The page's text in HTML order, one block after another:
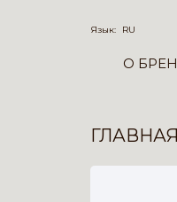
Язык: RU
О
ГЛАВНАЯ